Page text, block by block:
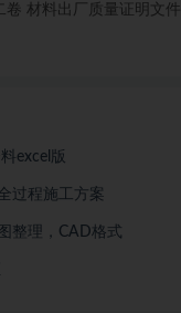
卷 材料出厂质量证明文
excel版
过程施工方案
整理，CAD格式